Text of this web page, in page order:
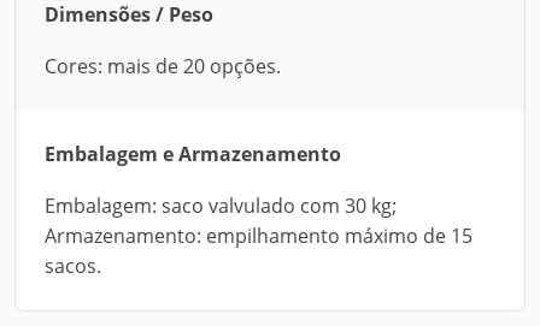
Dimensões / Peso
Cores: mais de 20 opções.
Embalagem e Armazenamento
Embalagem: saco valvulado com 30 kg;
Armazenamento: empilhamento máximo de 15
sacos.